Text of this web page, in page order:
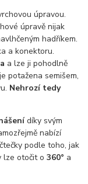
úpravou.
úpravě nijak
hadříkem.
a konektoru.
a lze ji pohodlně
potažena semišem,
Nehrozí tedy
díky svým
nabízí
podle toho, jak
lze otočit o360° a